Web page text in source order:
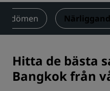
Hitta de bästa
Bangkok från